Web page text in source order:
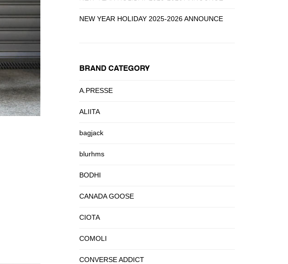
NEW YEAR HOLIDAY 2025-2026 ANNOUNCE
BRAND CATEGORY
A.PRESSE
ALIITA
bagjack
blurhms
BODHI
CANADA GOOSE
CIOTA
COMOLI
CONVERSE ADDICT